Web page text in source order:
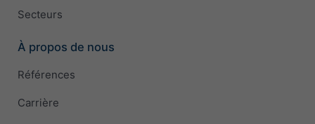
Secteurs
À propos de nous
Références
Carrière